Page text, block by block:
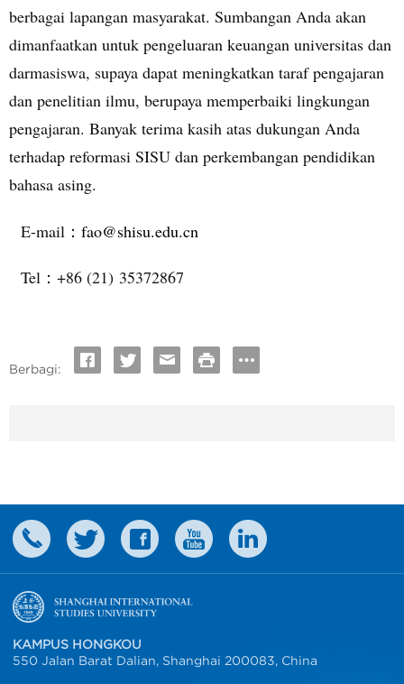
berbagai lapangan masyarakat. Sumbangan Anda akan
dimanfaatkan untuk pengeluaran keuangan universitas dan
darmasiswa, supaya dapat meningkatkan taraf pengajaran
dan penelitian ilmu, berupaya memperbaiki lingkungan
pengajaran. Banyak terima kasih atas dukungan Anda
terhadap reformasi SISU dan perkembangan pendidikan
bahasa asing.
E-mail ：fao@shisu.edu.cn
Tel ：+86 (21) 35372867
Berbagi:
KAMPUS HONGKOU
550 Jalan Barat Dalian, Shanghai 200083, China